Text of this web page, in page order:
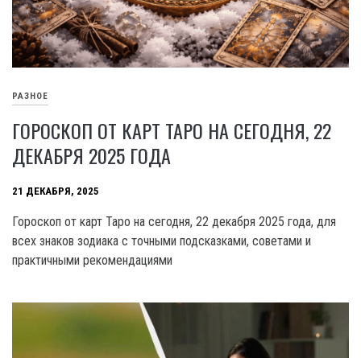
РАЗНОЕ
ГОРОСКОП ОТ КАРТ ТАРО НА СЕГОДНЯ, 22
ДЕКАБРЯ 2025 ГОДА
21 ДЕКАБРЯ, 2025
Гороскоп от карт Таро на сегодня, 22 декабря 2025 года, для
всех знаков зодиака с точными подсказками, советами и
практичными рекомендациями